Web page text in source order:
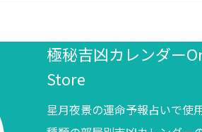
極秘吉凶カレンダー
Store
星月夜景の運命予報占いで使